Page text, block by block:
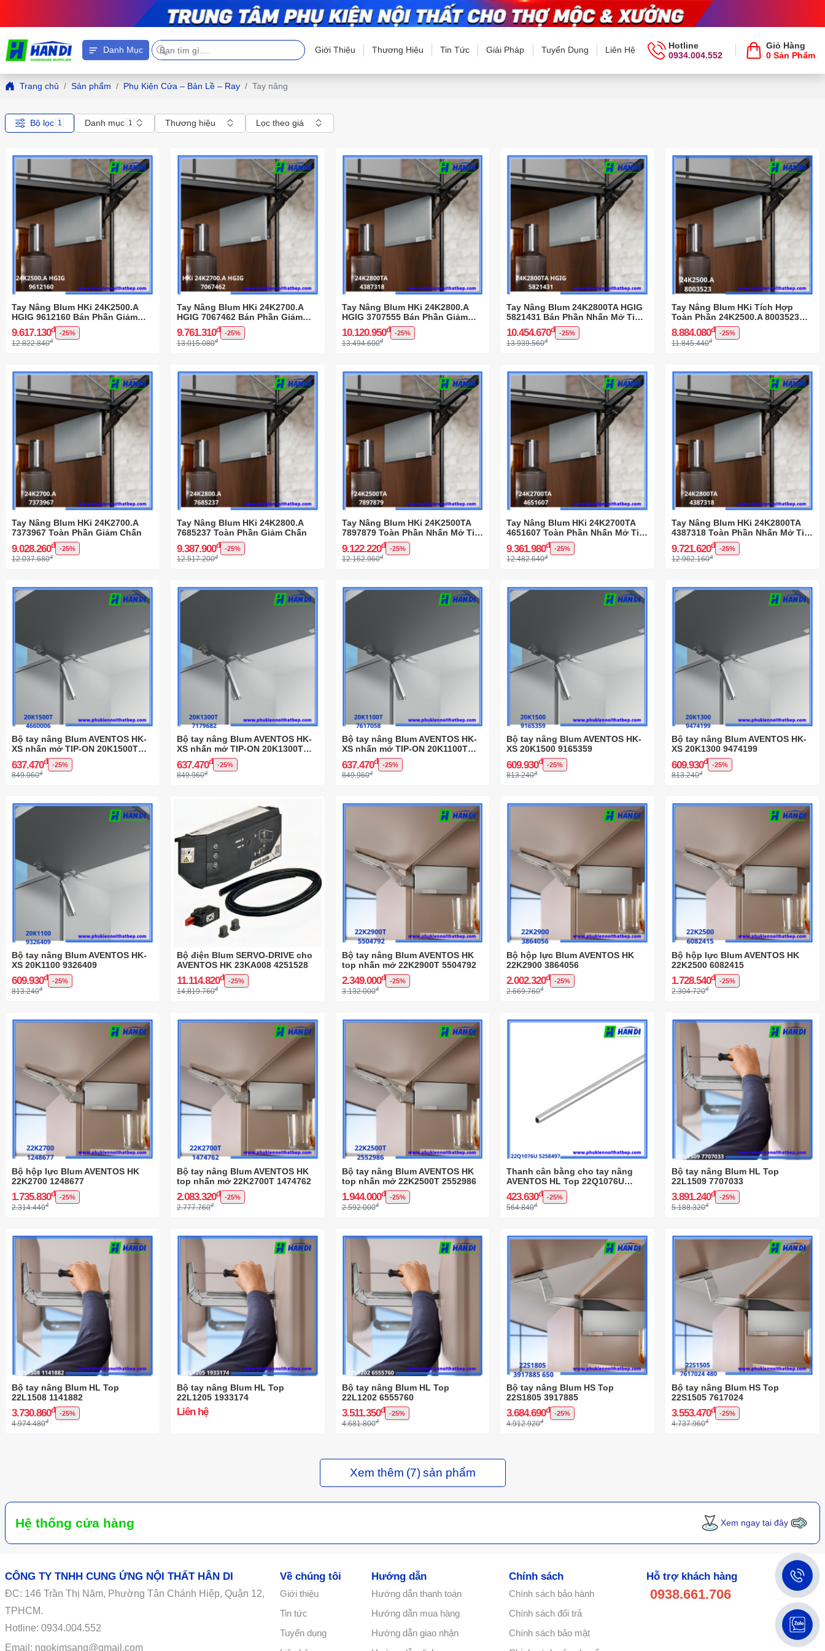
Danh Mục Giới Thiệu Thương Hiệu Tin Tức Giải Pháp Tuyển Dụng Liên Hệ
Hotline
0934.004.552
Giỏ Hàng
0 Sản Phẩm
Trang chủ Sản phẩm Phụ Kiện Cửa – Bản Lề – Ray Tay nâng
Bộ lọc 1 Danh mục 1 Thương hiệu Lọc theo giá
Tay Nâng Blum HKi 24K2500.A
HGIG 9612160 Bán Phần Giảm
Chấn
9.617.130đ -25%
12.822.840đ
Tay Nâng Blum HKi 24K2700.A
HGIG 7067462 Bán Phần Giảm
Chấn
9.761.310đ -25%
13.015.080đ
Tay Nâng Blum HKi 24K2800.A
HGIG 3707555 Bán Phần Giảm
Chấn
10.120.950đ -25%
13.494.600đ
Tay Nâng Blum 24K2800TA HGIG
5821431 Bán Phần Nhấn Mở Tip-
on
10.454.670đ -25%
13.939.560đ
Tay Nâng Blum HKi Tích Hợp
Toàn Phần 24K2500.A 8003523
Đóng Giảm Chấn
8.884.080đ -25%
11.845.440đ
Tay Nâng Blum HKi 24K2700.A
7373967 Toàn Phần Giảm Chấn
9.028.260đ -25%
12.037.680đ
Tay Nâng Blum HKi 24K2800.A
7685237 Toàn Phần Giảm Chấn
9.387.900đ -25%
12.517.200đ
Tay Nâng Blum HKi 24K2500TA
7897879 Toàn Phần Nhấn Mở Tip-
on
9.122.220đ -25%
12.162.960đ
Tay Nâng Blum HKi 24K2700TA
4651607 Toàn Phần Nhấn Mở Tip-
on
9.361.980đ -25%
12.482.640đ
Tay Nâng Blum HKi 24K2800TA
4387318 Toàn Phần Nhấn Mở Tip-
on
9.721.620đ -25%
12.962.160đ
Bộ tay nâng Blum AVENTOS HK-
XS nhấn mở TIP-ON 20K1500T
4660006
637.470đ -25%
849.960đ
Bộ tay nâng Blum AVENTOS HK-
XS nhấn mở TIP-ON 20K1300T
7179682
637.470đ -25%
849.960đ
Bộ tay nâng Blum AVENTOS HK-
XS nhấn mở TIP-ON 20K1100T
7617058
637.470đ -25%
849.960đ
Bộ tay nâng Blum AVENTOS HK-
XS 20K1500 9165359
609.930đ -25%
813.240đ
Bộ tay nâng Blum AVENTOS HK-
XS 20K1300 9474199
609.930đ -25%
813.240đ
Bộ tay nâng Blum AVENTOS HK-
XS 20K1100 9326409
609.930đ -25%
813.240đ
Bộ điện Blum SERVO-DRIVE cho
AVENTOS HK 23KA008 4251528
11.114.820đ -25%
14.819.760đ
Bộ tay nâng Blum AVENTOS HK
top nhấn mở 22K2900T 5504792
2.349.000đ -25%
3.132.000đ
Bộ hộp lực Blum AVENTOS HK
22K2900 3864056
2.002.320đ -25%
2.669.760đ
Bộ hộp lực Blum AVENTOS HK
22K2500 6082415
1.728.540đ -25%
2.304.720đ
Bộ hộp lực Blum AVENTOS HK
22K2700 1248677
1.735.830đ -25%
2.314.440đ
Bộ tay nâng Blum AVENTOS HK
top nhấn mở 22K2700T 1474762
2.083.320đ -25%
2.777.760đ
Bộ tay nâng Blum AVENTOS HK
top nhấn mở 22K2500T 2552986
1.944.000đ -25%
2.592.000đ
Thanh cân bằng cho tay nâng
AVENTOS HL Top 22Q1076U
5258497
423.630đ -25%
564.840đ
Bộ tay nâng Blum HL Top
22L1509 7707033
3.891.240đ -25%
5.188.320đ
Bộ tay nâng Blum HL Top
22L1508 1141882
3.730.860đ -25%
4.974.480đ
Bộ tay nâng Blum HL Top
22L1205 1933174
Liên hệ
Bộ tay nâng Blum HL Top
22L1202 6555760
3.511.350đ -25%
4.681.800đ
Bộ tay nâng Blum HS Top
22S1805 3917885
3.684.690đ -25%
4.912.920đ
Bộ tay nâng Blum HS Top
22S1505 7617024
3.553.470đ -25%
4.737.960đ
Xem thêm (7) sản phẩm
Hệ thống cửa hàng Xem ngay tại đây
CÔNG TY TNHH CUNG ỨNG NỘI THẤT HÂN DI
ĐC: 146 Trần Thị Năm, Phường Tân Chánh Hiệp, Quận 12,
TPHCM.
Hotline: 0934.004.552
Email: ngokimsang@gmail.com
Về chúng tôi
Giới thiệu
Tin tức
Tuyển dụng
Hướng dẫn
Hướng dẫn thanh toán
Hướng dẫn mua hàng
Hướng dẫn giao nhận
Chính sách
Chính sách bảo hành
Chính sách đổi trả
Chính sách bảo mật
Hỗ trợ khách hàng
0938.661.706